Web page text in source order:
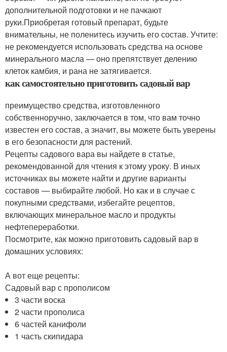
дополнительной подготовки и не пачкают
руки.Приобретая готовый препарат, будьте
внимательны, не поленитесь изучить его состав. Учтите:
не рекомендуется использовать средства на основе
минерального масла — оно препятствует делению
клеток камбия, и рана не затягивается.
как самостоятельно приготовить садовый вар
преимущество средства, изготовленного
собственноручно, заключается в том, что вам точно
известен его состав, а значит, вы можете быть уверены
в его безопасности для растений.
Рецепты садового вара вы найдете в статье,
рекомендованной для чтения к этому уроку. В иных
источниках вы можете найти и другие варианты
составов — выбирайте любой. Но как и в случае с
покупными средствами, избегайте рецептов,
включающих минеральное масло и продукты
нефтепереработки.
Посмотрите, как можно приготовить садовый вар в
домашних условиях:
А вот еще рецепты:
Садовый вар с прополисом
3 части воска
2 части прополиса
6 частей канифоли
1 часть скипидара